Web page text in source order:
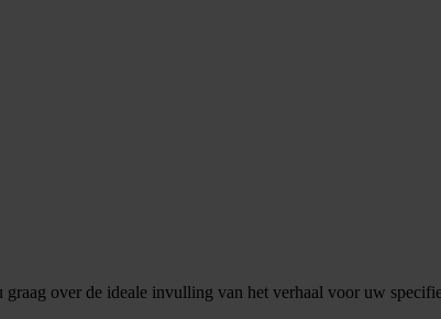
graag over de ideale invulling van het verhaal voor uw